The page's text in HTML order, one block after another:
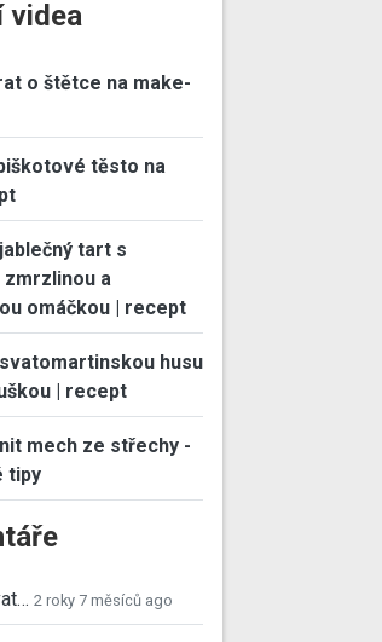
videa
o štětce na make-
těsto na
tart s
a
omáčkou | recept
husu
| recept
mech ze střechy -
tipy
2 roky 7 měsíců ago